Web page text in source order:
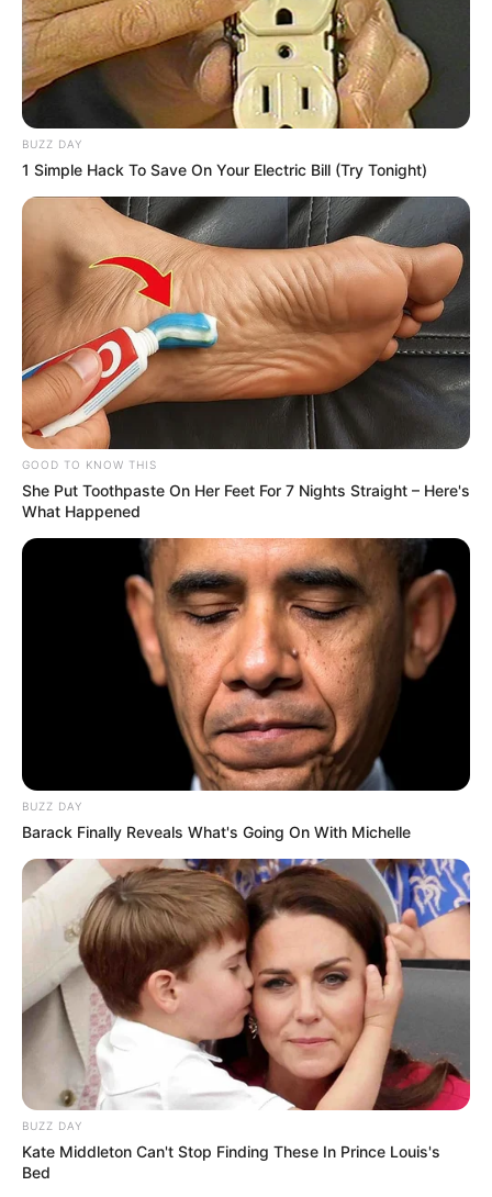
BUZZ DAY
1 Simple Hack To Save On Your Electric Bill (Try Tonight)
GOOD TO KNOW THIS
She Put Toothpaste On Her Feet For 7 Nights Straight – Here's
What Happened
BUZZ DAY
Barack Finally Reveals What's Going On With Michelle
BUZZ DAY
Kate Middleton Can't Stop Finding These In Prince Louis's
Bed